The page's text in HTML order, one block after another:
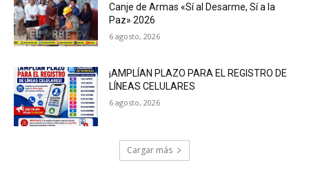
Canje de Armas «Sí al Desarme, Sí a la
Paz» 2026
6 agosto, 2026
¡AMPLÍAN PLAZO PARA EL REGISTRO DE
LÍNEAS CELULARES
6 agosto, 2026
Cargar más